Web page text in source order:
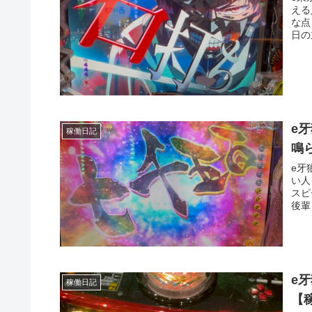
え
な
日
稼働日記
e
鳴
e牙
い
ス
後
稼働日記
e